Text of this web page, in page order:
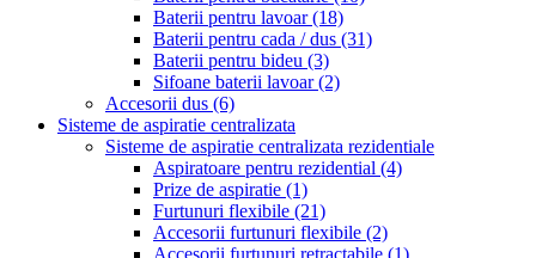
Baterii pentru lavoar(18)
Baterii pentru cada / dus (31)
Baterii pentru bideu (3)
Sifoane baterii lavoar(2)
Accesorii dus (6)
Sisteme de aspiratie centralizata
Sisteme de aspiratie centralizata rezidentiale
Aspiratoare pentru rezidential (4)
Prize de aspiratie (1)
Furtunuri flexibile (21)
Accesorii furtunuri flexibile (2)
Accesorii furtunuri retractabile (1)